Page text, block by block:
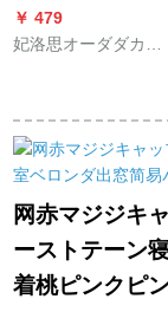
￥ 479
妃洛思オーダダカー
工）幅1.5メートル
×2.7メートルの高さ
一枚
网赤マジジキ
ーストテーン
着桃ピンクピ